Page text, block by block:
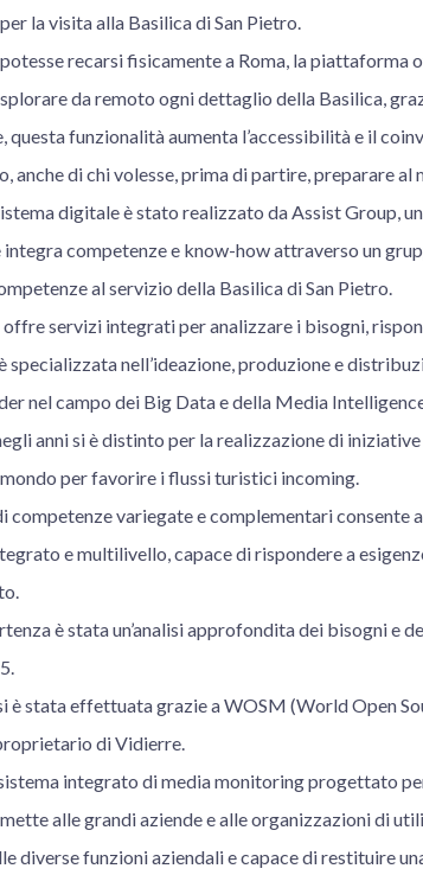
la visita alla Basilica di San Pietro.
recarsi fisicamente a Roma, la piattaforma
da remoto ogni dettaglio della Basilica,
questa funzionalità aumenta l’accessibilità e il
anche di chi volesse, prima di partire, preparare al
digitale è stato realizzato da Assist Group,
integra competenze e know-how attraverso un
al servizio della Basilica di San Pietro.
servizi integrati per analizzare i bisogni,
specializzata nell’ideazione, produzione e
nel campo dei Big Data e della Media
anni si è distinto per la realizzazione di
per favorire i flussi turistici incoming.
competenze variegate e complementari
e multilivello, capace di rispondere a
è stata un’analisi approfondita dei bisogni e
è stata effettuata grazie a WOSM (World Open
di Vidierre.
integrato di media monitoring progettato
alle grandi aziende e alle organizzazioni di
diverse funzioni aziendali e capace di restituire